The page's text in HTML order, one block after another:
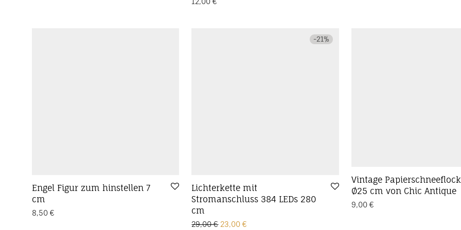
Engel Figur zum hinstellen 7
cm
8,50 €
-21%
Lichterkette mit
Stromanschluss 384 LEDs 280
cm
29,00€ Ursprünglicher Preis war: 29,00 €
23,00€
Vintage
Ø25 cm von Chic Antique
9,00 €